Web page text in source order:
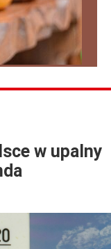
w upalny